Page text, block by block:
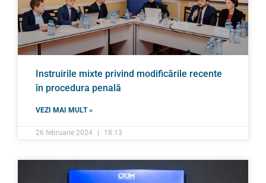
Instruirile mixte privind modificările recente
în procedura penală
VEZI MAI MULT »
26 februarie 2024 18:13